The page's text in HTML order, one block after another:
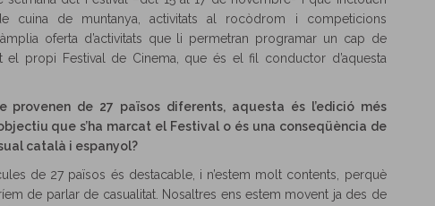
cuina de muntanya, activitats al rocòdrom i competicions
oferta d’activitats que li permetran programar un cap de
el propi Festival de Cinema, que és el fil conductor d’aquesta
provenen de 27 països diferents, aquesta és l’edició més
que s’ha marcat el Festival o és una conseqüència de
català i espanyol?
de 27 països és destacable, i n’estem molt contents, perquè
de parlar de casualitat. Nosaltres ens estem movent ja des de